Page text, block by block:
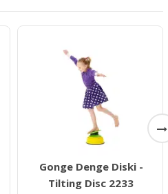
Gonge Denge Diski -
Tilting Disc 2233